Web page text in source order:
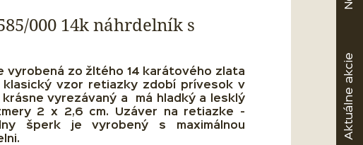
Aktuálne
akcie
000 14k náhrdelník s
vyrobená zo žltého 14 karátového zlata
klasický vzor retiazky zdobí prívesok v
vyrezávaný a má hladký a lesklý
2 x 2,6 cm. Uzáver na retiazke -
šperk je vyrobený s maximálnou